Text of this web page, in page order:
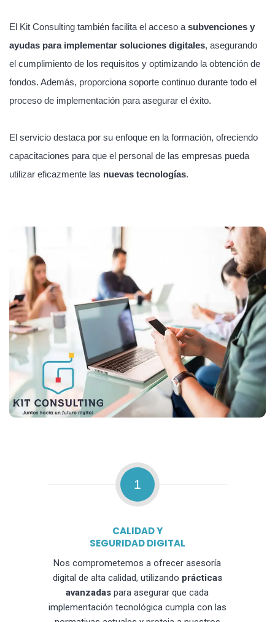
El Kit Consulting también facilita el acceso a subvenciones y
ayudas para implementar soluciones digitales, asegurando
el cumplimiento de los requisitos y optimizando la obtención de
fondos. Además, proporciona soporte continuo durante todo el
proceso de implementación para asegurar el éxito.
El servicio destaca por su enfoque en la formación, ofreciendo
capacitaciones para que el personal de las empresas pueda
utilizar eficazmente las nuevas tecnologías.
1
CALIDAD Y
SEGURIDAD DIGITAL
Nos comprometemos a ofrecer asesoría
digital de alta calidad, utilizando prácticas
avanzadas para asegurar que cada
implementación tecnológica cumpla con las